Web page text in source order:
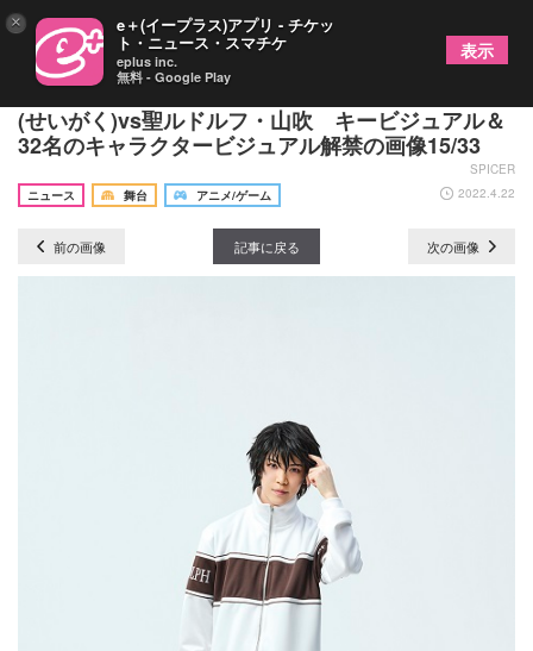
ミュージカル『テニスの王子様』4thシーズン 青学
(せいがく)vs聖ルドルフ・山吹 キービジュアル＆
32名のキャラクタービジュアル解禁の画像15/33
SPICER
ニュース
舞台 アニメ/ゲーム 2022.4.22
前の画像 記事に戻る 次の画像
× e＋(イープラス)アプリ - チケッ
ト・ニュース・スマチケ
eplus inc.
無料 - Google Play
表示